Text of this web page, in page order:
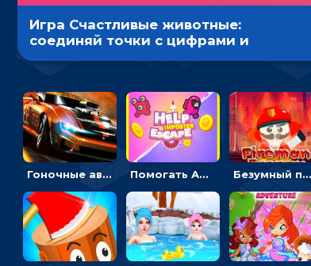
Игра Счастливые животные:
соединяй точки с цифрами и
создай рисунок
Гоночные авто в пазлах: разбей картинку и собери снова Помогать Амонг Ас бежать из комнаты через преграды - приключения Безумный пожарный: направлять шланг, чтобы тушить горящие бревна